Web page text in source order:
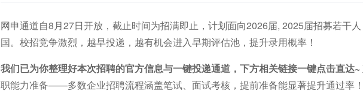
网申通道自8月27日开放，截止时间为招满即止，计划面向2026届, 2025届招募若干
国。校招竞争激烈，越早投递，越有机会进入早期评估池，提升录用概率！
我们已为你整理好本次招聘的官方信息与一键投递通道，下方相关链接一键点击直达~
职能力准备——多数企业招聘流程涵盖笔试、面试考核，提前准备能显著提升通过率